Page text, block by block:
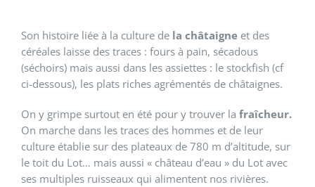
Son histoire liée à la culture de la châtaigne et des
céréales laisse des traces : fours à pain, sécadous
(séchoirs) mais aussi dans les assiettes : le stockfish (cf
ci-dessous), les plats riches agrémentés de châtaignes.
On y grimpe surtout en été pour y trouver la fraîcheur.
On marche dans les traces des hommes et de leur
culture établie sur des plateaux de 780 m d’altitude, sur
le toit du Lot… mais aussi « château d’eau » du Lot avec
ses multiples ruisseaux qui alimentent nos rivières.